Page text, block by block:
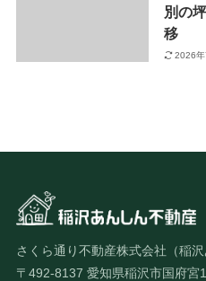
別の
移
2026年
さくら通り不動産株式会社（稲沢
〒492-8137 愛知県稲沢市国府宮